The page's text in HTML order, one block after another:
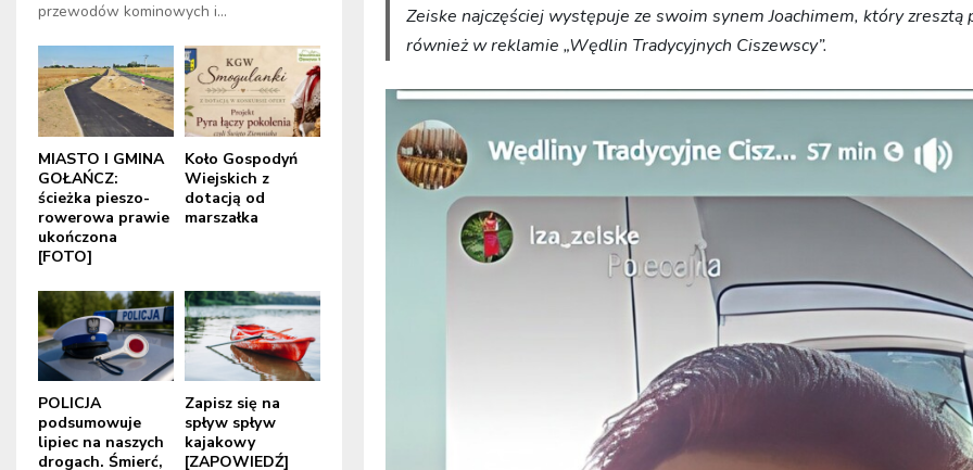
Zeiske najczęściej występuje ze swoim synem Joachimem, który zresztą
również w reklamie „Wędlin Tradycyjnych Ciszewscy”.
przewodów kominowych i...
MIASTO I GMINA
GOŁAŃCZ:
ścieżka pieszo-
rowerowa prawie
ukończona
[FOTO]
Koło Gospodyń
Wiejskich z
dotacją od
marszałka
POLICJA
podsumowuje
lipiec na naszych
drogach. Śmierć,
Zapisz się na
spływ spływ
kajakowy
[ZAPOWIEDŹ]